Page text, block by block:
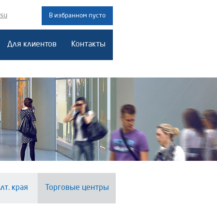
В избранном пусто
Для клиентов Контакты
края Торговые центры